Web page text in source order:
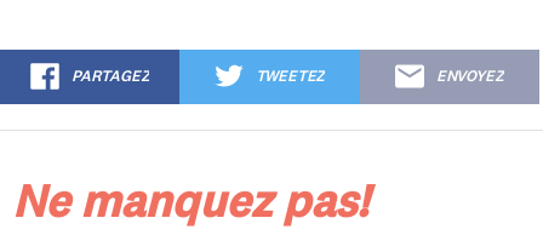
PARTAGEZ TWEETEZ ENVOYEZ
Ne manquez pas!